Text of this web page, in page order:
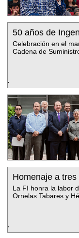
50 años de
Celebración en el
Cadena de
Homenaje a
La FI honra la labor
Ornelas Tabares y